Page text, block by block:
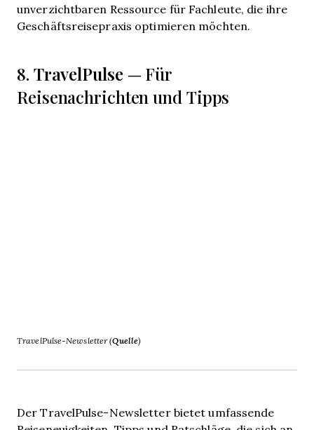
unverzichtbaren Ressource für Fachleute, die ihre
Geschäftsreisepraxis optimieren möchten.
8. TravelPulse— Für
Reisenachrichten und Tipps
TravelPulse-Newsletter (Quelle)
Der TravelPulse-Newsletter bietet umfassende